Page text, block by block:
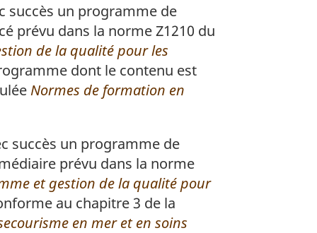
un programme de
prévu dans la norme Z1210 du
de la qualité pour les
dont le contenu est
Normes de formation en
succès un programme de
prévu dans la norme
et gestion de la qualité pour
au chapitre 3 de la
en mer et en soins